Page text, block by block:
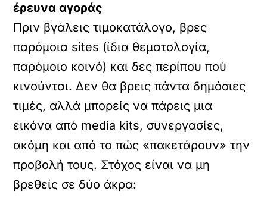
έρευνα αγοράς
Πριν βγάλεις τιμοκατάλογο, βρες
παρόμοια sites (ίδια θεματολογία,
παρόμοιο κοινό) και δες περίπου πού
κινούνται. Δεν θα βρεις πάντα δημόσιες
τιμές, αλλά μπορείς να πάρεις μια
εικόνα από media kits, συνεργασίες,
ακόμη και από το πώς «πακετάρουν» την
προβολή τους. Στόχος είναι να μη
βρεθείς σε δύο άκρα: